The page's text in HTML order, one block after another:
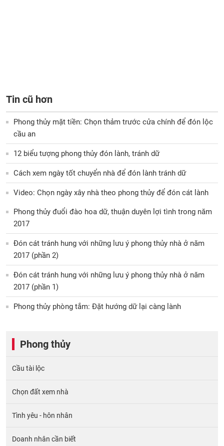
Tin cũ hơn
Phong thủy mặt tiền: Chọn thảm trước cửa chính để đón lộc
cầu an
12 biểu tượng phong thủy đón lành, tránh dữ
Cách xem ngày tốt chuyển nhà để đón lành tránh dữ
Video: Chọn ngày xây nhà theo phong thủy để đón cát lành
Phong thủy đuổi đào hoa dữ, thuận duyên lợi tình trong năm
2017
Đón cát tránh hung với những lưu ý phong thủy nhà ở năm
2017 (phần 2)
Đón cát tránh hung với những lưu ý phong thủy nhà ở năm
2017 (phần 1)
Phong thủy phòng tắm: Đặt hướng dữ lại càng lành
Phong thủy
Cầu tài lộc
Chọn đất xem nhà
Tình yêu - hôn nhân
Doanh nhân cần biết